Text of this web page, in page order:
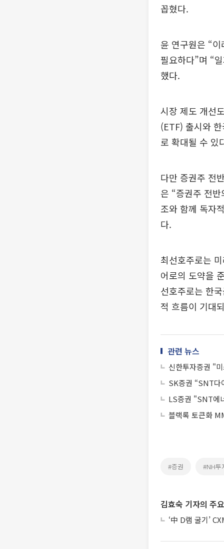
꼽혔다.
윤 연구원은 “
필요하다”며 “
했다.
시장 제도 개선
(ETF) 출시와
로 확대될 수 있
다만 증권주 전
은 “증권주 전
조와 함께 독자
다.
최선호주로는
어로의 도약을
선호주로는 한
적 흐름이 기대
관련 뉴스
신한투자증권 "
SK증권 “SNT다
LS증권 "SNT에
블랙록 토큰화
#증권 #NH투
김효숙 기자의 주
‘中 D램 굴기’